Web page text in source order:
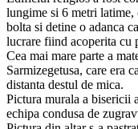
lungime si 6 metri latime,
bolta si detine o adanca
lucrare fiind acoperita cu
Cea mai mare parte a
Sarmizegetusa, care era
distanta destul de mica.
Pictura murala a bisericii
echipa condusa de